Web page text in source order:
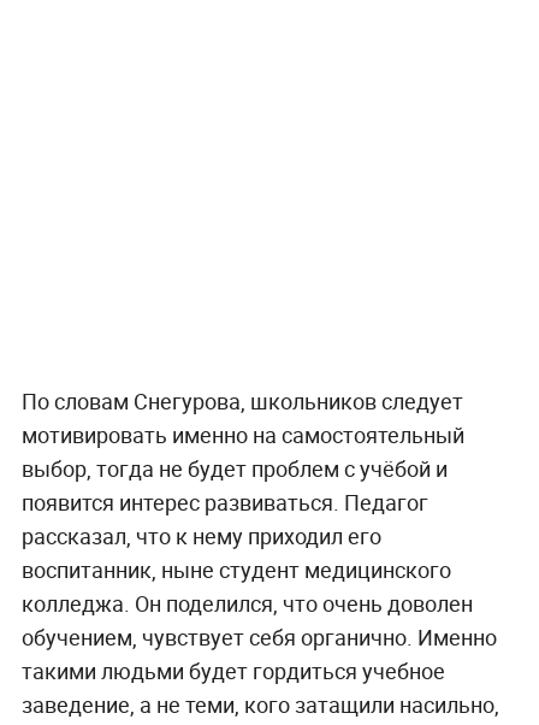
По словам Снегурова, школьников следует
мотивировать именно на самостоятельный
выбор, тогда не будет проблем с учёбой и
появится интерес развиваться. Педагог
рассказал, что к нему приходил его
воспитанник, ныне студент медицинского
колледжа. Он поделился, что очень доволен
обучением, чувствует себя органично. Именно
такими людьми будет гордиться учебное
заведение, а не теми, кого затащили насильно,